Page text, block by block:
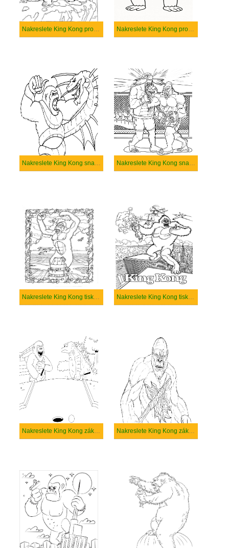
Nakreslete King Kong prostý tisknutelné Nakreslete King Kong prostý
Nakreslete King Kong snadný tisknutelné Nakreslete King Kong snadný
Nakreslete King Kong tisknutelné pro děti Nakreslete King Kong tisknutelné
Nakreslete King Kong základní tisknutelné Nakreslete King Kong základní